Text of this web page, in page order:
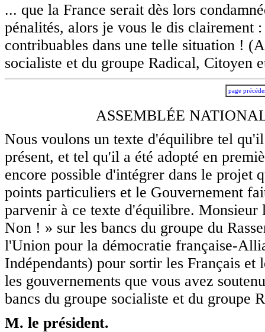
... que la France serait dès lors
pénalités, alors je vous le dis clairement
contribuables dans une telle situation !
socialiste et du groupe Radical, Citoyen
page
ASSEMBLÉE
Nous voulons un texte d'équilibre tel
présent, et tel qu'il a été adopté en
encore possible d'intégrer dans le projet
points particuliers et le Gouvernement
parvenir à ce texte d'équilibre.
Non ! » sur les bancs du groupe du
l'Union pour la démocratie française-
Indépendants) pour sortir les Français
les gouvernements que vous avez
bancs du groupe socialiste et du groupe
M. le président.